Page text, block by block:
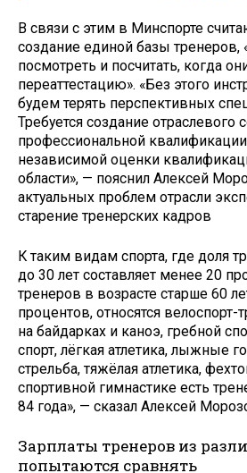
В связи с этим в Минспорте
создание единой базы
посмотреть и посчитать, когда
переаттестацию». «Без этого
будем терять перспективных
Требуется создание отраслевого
профессиональной
независимой оценки
области», — пояснил Алексей
актуальных проблем отрасли
старение тренерских кадров
К таким видам спорта, где доля
до 30 лет составляет менее 20
тренеров в возрасте старше 60
процентов, относятся велоспорт-
на байдарках и каноэ, гребной
спорт, лёгкая атлетика, лыжные
стрельба, тяжёлая атлетика,
спортивной гимнастике есть
84 года», — сказал Алексей
Зарплаты тренеров из
попытаются сравнять